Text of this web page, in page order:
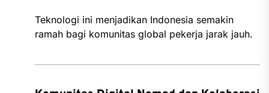
Teknologi ini menjadikan Indonesia semakin
ramah bagi komunitas global pekerja jarak jauh.